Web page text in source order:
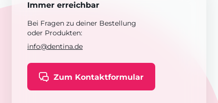
Immer erreichbar
Bei Fragen zu deiner Bestellung
oder Produkten:
info@dentina.de
Zum Kontaktformular